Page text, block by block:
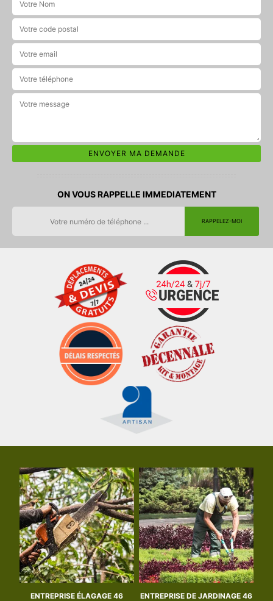
ON VOUS RAPPELLE IMMEDIATEMENT
ENTREPRISE ÉLAGAGE 46 ENTREPRISE DE JARDINAGE 46